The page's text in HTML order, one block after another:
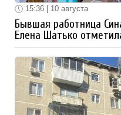
15:36 | 10 августа
Бывшая работница
Елена Шатько